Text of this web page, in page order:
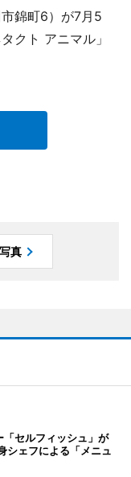
錦町6）が7月5
クト アニマル」
真
セルフィッシュ」が
ェフによる「メニュ